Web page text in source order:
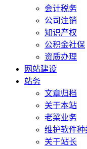
会计税务
公司注销
知识产权
公积金社保
资质办理
网站建设
站务
文章归档
关于本站
老梁业务
维护软件种
关于站长